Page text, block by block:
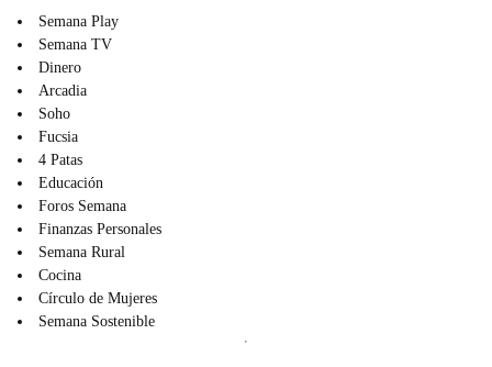
Semana Play
Semana TV
Dinero
Arcadia
Soho
Fucsia
4 Patas
Educación
Foros Semana
Finanzas Personales
Semana Rural
Cocina
Círculo de Mujeres
Semana Sostenible